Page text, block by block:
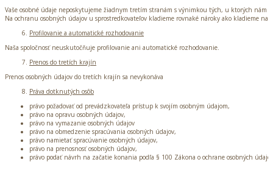
Vaše osobné údaje neposkytujeme žiadnym tretím stranám s výnimkou tých, u ktorých
Na ochranu osobných údajov u sprostredkovateľov kladieme rovnaké nároky ako kladieme na
Profilovanie a automatické rozhodovanie
Naša spoločnosť neuskutočňuje profilovanie ani automatické rozhodovanie.
Prenos do tretích krajín
Prenos osobných údajov do tretích krajín sa nevykonáva
Práva dotknutých osôb
právo požadovať od prevádzkovateľa prístup k svojím osobným údajom,
právo na opravu osobných údajov,
právo na vymazanie osobných údajov
právo na obmedzenie spracúvania osobných údajov,
právo namietať spracúvanie osobných údajov,
právo na prenosnosť osobných údajov,
právo podať návrh na začatie konania podľa § 100 Zákona o ochrane osobných údajov